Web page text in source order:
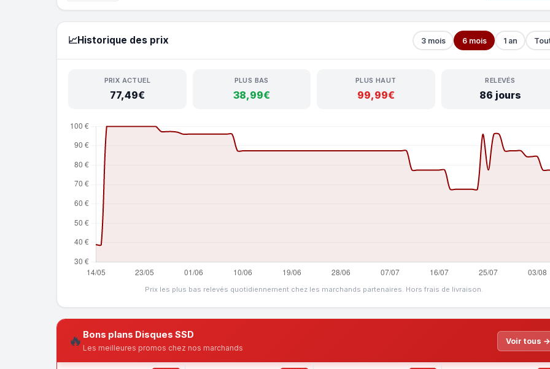
📈Historique des prix 3 mois 6 mois 1 an
PRIX ACTUEL
77,49€
PLUS BAS
38,99€
PLUS HAUT
99,99€
RELEVÉS
86 jours
Prix les plus bas relevés quotidiennement chez les marchands partenaires. Hors frais de livraison.
🔥 Bons plans Disques SSD
Les meilleures promos chez nos marchands
Voir tous →